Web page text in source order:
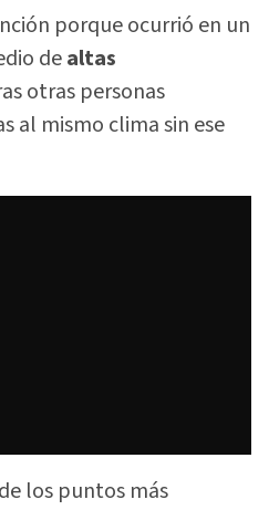
porque ocurrió en un
dealtas
otras personas
al mismo clima sin ese
los puntos más